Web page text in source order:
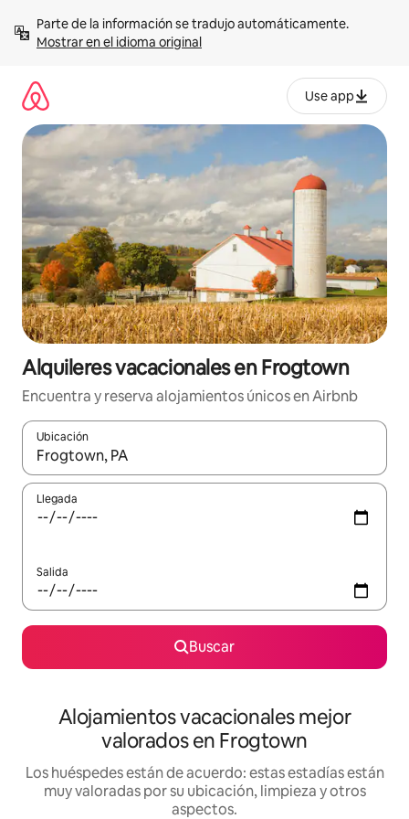
contenidoMostrar en el idioma original
Use app
Alquileres vacacionales en Frogtown
Encuentra y reserva alojamientos únicos en Airbnb
Ubicación
Cuando los resultados estén disponibles, navega con las
Llegada
Salida
Buscar
Alojamientos vacacionales mejor
valorados en Frogtown
Los huéspedes están de acuerdo: estas estadías están
muy valoradas por su ubicación, limpieza y otros
aspectos.